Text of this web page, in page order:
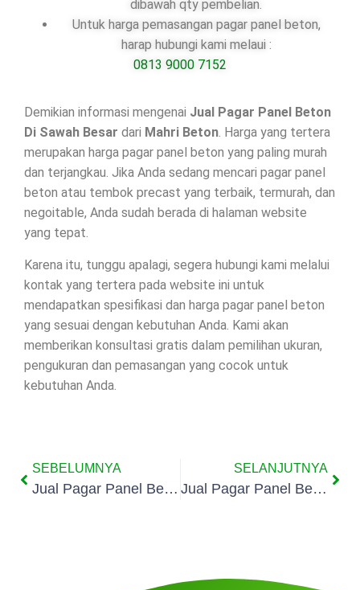
dibawah qty pembelian.
Untuk harga pemasangan pagar panel beton,
harap hubungi kami melaui :
0813 9000 7152
Demikian informasi mengenai Jual Pagar Panel Beton
Di Sawah Besar dari Mahri Beton. Harga yang tertera
merupakan harga pagar panel beton yang paling murah
dan terjangkau. Jika Anda sedang mencari pagar panel
beton atau tembok precast yang terbaik, termurah, dan
negoitable, Anda sudah berada di halaman website
yang tepat.
Karena itu, tunggu apalagi, segera hubungi kami melalui
kontak yang tertera pada website ini untuk
mendapatkan spesifikasi dan harga pagar panel beton
yang sesuai dengan kebutuhan Anda. Kami akan
memberikan konsultasi gratis dalam pemilihan ukuran,
pengukuran dan pemasangan yang cocok untuk
kebutuhan Anda.
SEBELUMNYA
Jual Pagar Panel Beton Di Pegangsaan
SELANJUTNYA
Jual Pagar Panel Beton Di Gunung Sahari Utara